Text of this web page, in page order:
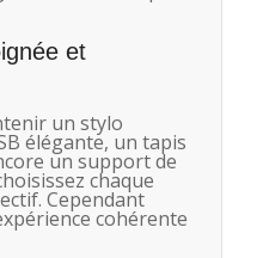
et
un stylo
élégante, un tapis
un support de
chaque
Cependant
cohérente